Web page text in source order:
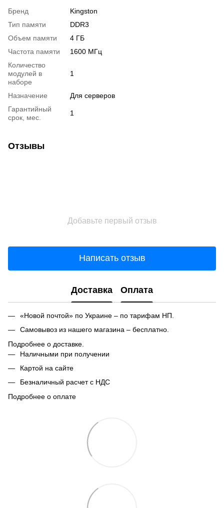
Бренд
Kingston
Тип памяти
DDR3
Объем памяти
4 ГБ
Частота памяти
1600 МГц
Количество
модулей в
наборе
1
Назначение
Для серверов
Гарантийный
срок, мес.
1
Отзывы
Добавьте первый отзыв
Написать отзыв
Доставка Оплата
«Новой почтой» по Украине – по тарифам НП.
Самовывоз из нашего магазина – бесплатно.
Подробнее о доставке.
Наличными при получении
Картой на сайте
Безналичный расчет с НДС
Подробнее о оплате